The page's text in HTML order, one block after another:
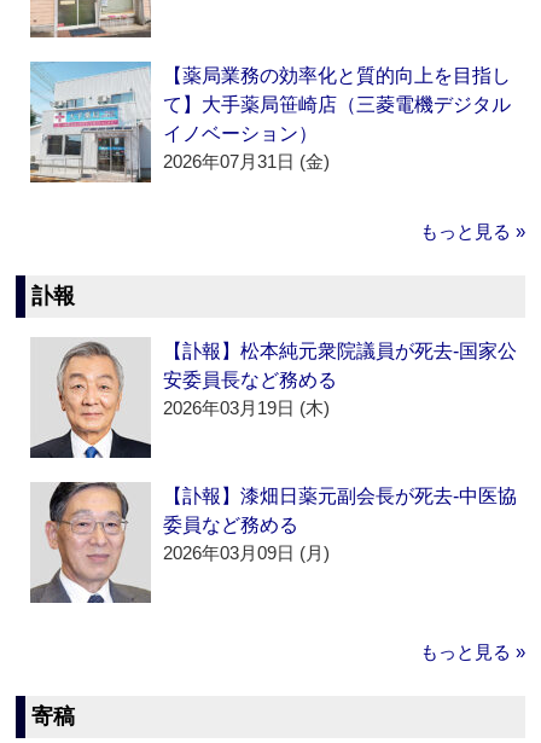
【薬局業務の効率化と質的向上を目指し
て】大手薬局笹崎店（三菱電機デジタル
イノベーション）
2026年07月31日 (金)
もっと見る »
訃報
【訃報】松本純元衆院議員が死去‐国家公
安委員長など務める
2026年03月19日 (木)
【訃報】漆畑日薬元副会長が死去‐中医協
委員など務める
2026年03月09日 (月)
もっと見る »
寄稿